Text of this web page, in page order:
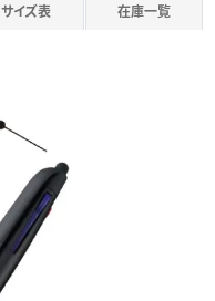
サイズ表 在庫一覧